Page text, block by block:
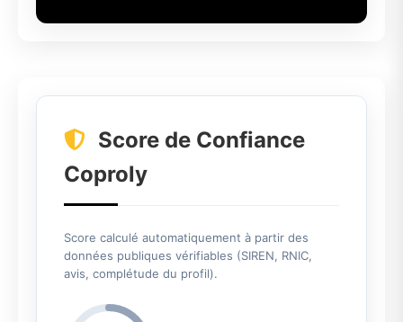
Score de Confiance
Coproly
Score calculé automatiquement à partir des
données publiques vérifiables (SIREN, RNIC,
avis, complétude du profil).